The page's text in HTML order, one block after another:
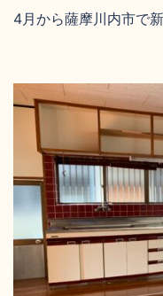
4月から薩摩川内市で